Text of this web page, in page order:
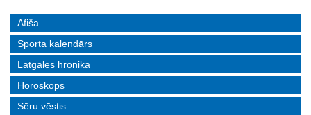
Afiša
Sporta kalendārs
Latgales hronika
Horoskops
Sēru vēstis